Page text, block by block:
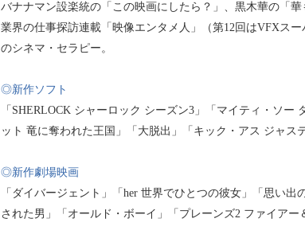
バナナマン設楽統の「この映画にしたら？」、黒木華の「
業界の仕事探訪連載「映像エンタメ人」（第12回はVFXス
のシネマ・セラピー。
◎新作ソフト
「SHERLOCK シャーロック シーズン3」「マイティ・ソ
ット 竜に奪われた王国」「大脱出」「キック・アス ジャス
◎新作劇場映画
「ダイバージェント」「her 世界でひとつの彼女」「思い
された男」「オールド・ボーイ」「プレーンズ2 ファイア